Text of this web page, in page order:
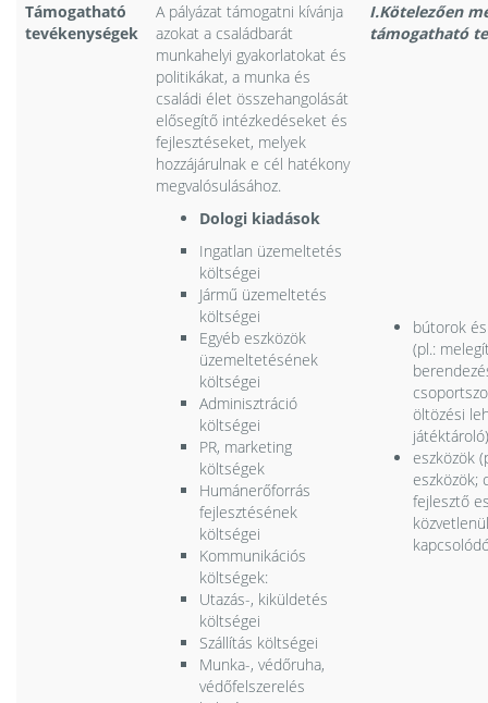
Támogatható
tevékenységek
A pályázat támogatni kívánja
azokat a családbarát
munkahelyi gyakorlatokat és
politikákat, a munka és
családi élet összehangolását
elősegítő intézkedéseket és
fejlesztéseket, melyek
hozzájárulnak e cél hatékony
megvalósulásához.
Dologi kiadások
Ingatlan üzemeltetés
költségei
Jármű üzemeltetés
költségei
Egyéb eszközök
üzemeltetésének
költségei
Adminisztráció
költségei
PR, marketing
költségek
Humánerőforrás
fejlesztésének
költségei
Kommunikációs
költségek:
Utazás-, kiküldetés
költségei
Szállítás költségei
Munka-, védőruha,
védőfelszerelés
I.Kötelezően
támogatható
bútorok
(pl.:
öltözési
eszközök
eszközök;
fejlesztő